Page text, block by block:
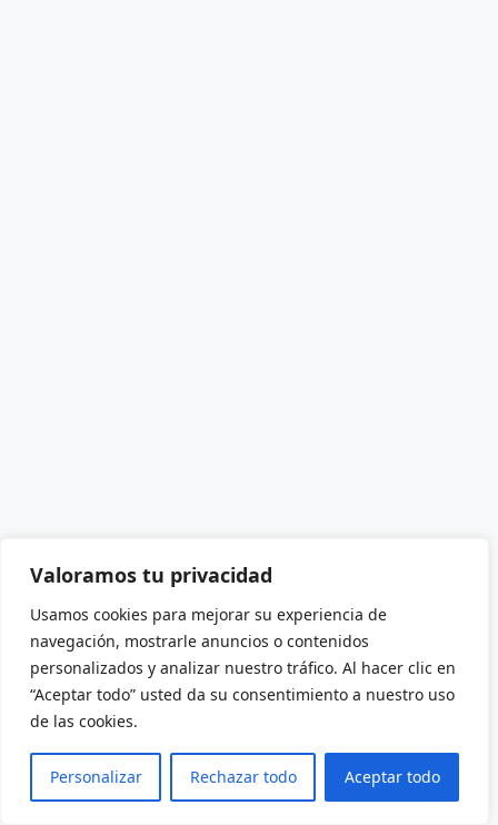
Valoramos tu privacidad
Usamos cookies para mejorar su experiencia de
navegación, mostrarle anuncios o contenidos
personalizados y analizar nuestro tráfico. Al hacer clic en
“Aceptar todo” usted da su consentimiento a nuestro uso
de las cookies.
Personalizar Rechazar todo Aceptar todo